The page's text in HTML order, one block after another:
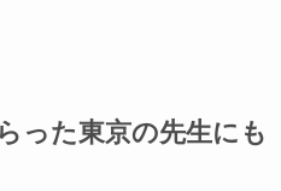
った東京の先生にも